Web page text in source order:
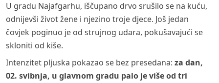
U gradu Najafgarhu, iščupano drvo srušilo se na kuću,
odnijevši život žene i njezino troje djece. Još jedan
čovjek poginuo je od strujnog udara, pokušavajući se
skloniti od kiše.
Intenzitet pljuska pokazao se bez presedana: za dan,
02. svibnja, u glavnom gradu palo je više od tri